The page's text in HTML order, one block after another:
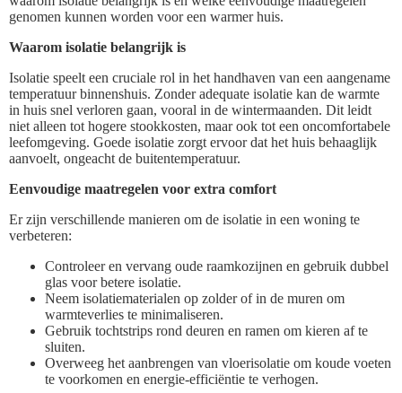
genomen kunnen worden voor een warmer huis.
Waarom isolatie belangrijk is
Isolatie speelt een cruciale rol in het handhaven van een aangename
temperatuur binnenshuis. Zonder adequate isolatie kan de warmte
in huis snel verloren gaan, vooral in de wintermaanden. Dit leidt
niet alleen tot hogere stookkosten, maar ook tot een oncomfortabele
leefomgeving. Goede isolatie zorgt ervoor dat het huis behaaglijk
aanvoelt, ongeacht de buitentemperatuur.
Eenvoudige maatregelen voor extra comfort
Er zijn verschillende manieren om de isolatie in een woning te
verbeteren:
Controleer en vervang oude raamkozijnen en gebruik dubbel
glas voor betere isolatie.
Neem isolatiematerialen op zolder of in de muren om
warmteverlies te minimaliseren.
Gebruik tochtstrips rond deuren en ramen om kieren af te
sluiten.
Overweeg het aanbrengen van vloerisolatie om koude voeten
te voorkomen en energie-efficiëntie te verhogen.